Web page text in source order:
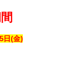
日(金)